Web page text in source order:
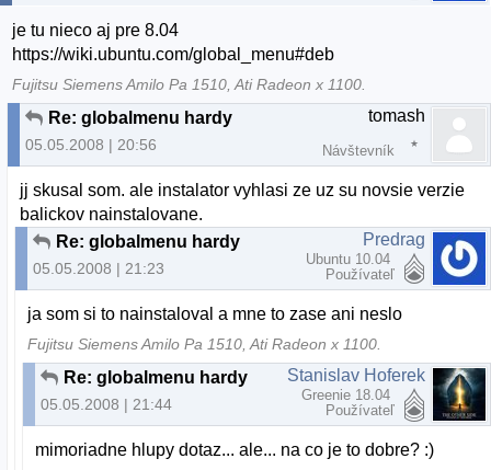
je tu nieco aj pre 8.04
https://wiki.ubuntu.com/global_menu#deb
Fujitsu Siemens Amilo Pa 1510, Ati Radeon x 1100.
Re: globalmenu hardy
05.05.2008 | 20:56
tomash
Návštevník
jj skusal som. ale instalator vyhlasi ze uz su novsie verzie
balickov nainstalovane.
Re: globalmenu hardy
05.05.2008 | 21:23
Predrag
Ubuntu 10.04
Používateľ
ja som si to nainstaloval a mne to zase ani neslo
Fujitsu Siemens Amilo Pa 1510, Ati Radeon x 1100.
Re: globalmenu hardy
05.05.2008 | 21:44
Stanislav Hoferek
Greenie 18.04
Používateľ
mimoriadne hlupy dotaz... ale... na co je to dobre? :)